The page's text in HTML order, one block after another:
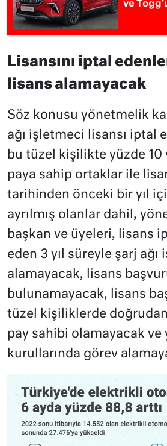
ve
Lisansını iptal
lisans alamayacak
Söz konusu yönetmelik
ağı işletmeci lisansı iptal
bu tüzel kişilikte yüzde 10
paya sahip ortaklar ile
tarihinden önceki bir yıl
ayrılmış olanlar dahil,
başkan ve üyeleri, lisans
eden 3 yıl süreyle şarj ağı
alamayacak, lisans
bulunamayacak, lisans
tüzel kişiliklerde doğrudan
pay sahibi olamayacak ve
kurullarında görev